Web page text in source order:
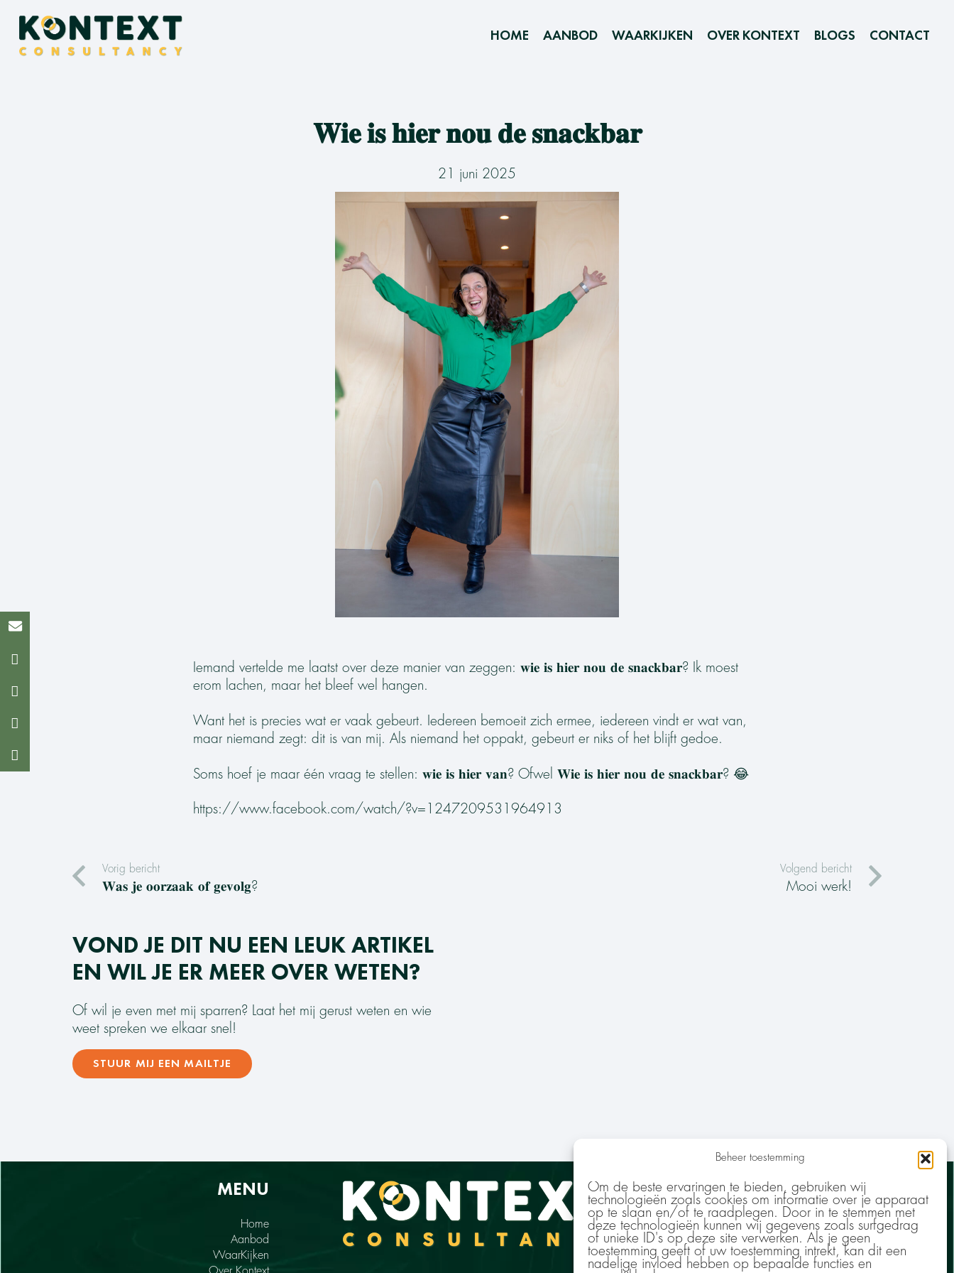
Beheer toestemming
Om de beste ervaringen te bieden, gebruiken wij
technologieën zoals cookies om informatie over je apparaat
op te slaan en/of te raadplegen. Door in te stemmen met
deze technologieën kunnen wij gegevens zoals surfgedrag
of unieke ID's op deze site verwerken. Als je geen
toestemming geeft of uw toestemming intrekt, kan dit een
nadelige invloed hebben op bepaalde functies en
HOME AANBOD WAARKIJKEN OVER KONTEXT BLOGS CONTACT
𝐖𝐢𝐞 𝐢𝐬 𝐡𝐢𝐞𝐫 𝐧𝐨𝐮 𝐝𝐞 𝐬𝐧𝐚𝐜𝐤𝐛𝐚𝐫
21 juni 2025
Iemand vertelde me laatst over deze manier van zeggen: 𝐰𝐢𝐞 𝐢𝐬 𝐡𝐢𝐞𝐫 𝐧𝐨𝐮 𝐝𝐞 𝐬𝐧𝐚𝐜𝐤𝐛𝐚𝐫? Ik moest
erom lachen, maar het bleef wel hangen.
Want het is precies wat er vaak gebeurt. Iedereen bemoeit zich ermee, iedereen vindt er wat van,
maar niemand zegt: dit is van mij. Als niemand het oppakt, gebeurt er niks of het blijft gedoe.
Soms hoef je maar één vraag te stellen: 𝐰𝐢𝐞 𝐢𝐬 𝐡𝐢𝐞𝐫 𝐯𝐚𝐧? Ofwel 𝐖𝐢𝐞 𝐢𝐬 𝐡𝐢𝐞𝐫 𝐧𝐨𝐮 𝐝𝐞 𝐬𝐧𝐚𝐜𝐤𝐛𝐚𝐫? 😂
https://www.facebook.com/watch/?v=1247209531964913
Vorig bericht
𝐖𝐚𝐬 𝐣𝐞 𝐨𝐨𝐫𝐳𝐚𝐚𝐤 𝐨𝐟 𝐠𝐞𝐯𝐨𝐥𝐠?
Volgend bericht
Mooi werk!
VOND JE DIT NU EEN LEUK ARTIKEL
EN WIL JE ER MEER OVER WETEN?
Of wil je even met mij sparren? Laat het mij gerust weten en wie
weet spreken we elkaar snel!
STUUR MIJ EEN MAILTJE
MENU
Home
Aanbod
WaarKijken
CONTACT
+31 (0)6 1152 9953
linde.geenen@kontextconsultancy.nl
BTW: NL860903035B01